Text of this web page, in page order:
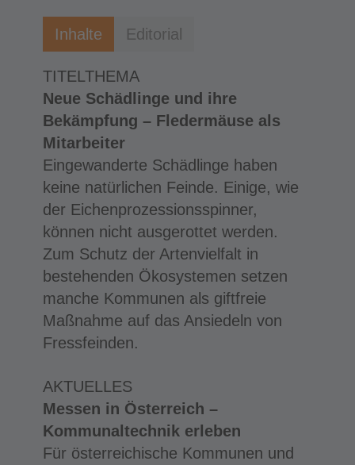
Inhalte Editorial
TITELTHEMA
Neue Schädlinge und ihre
Bekämpfung – Fledermäuse als
Mitarbeiter
Eingewanderte Schädlinge haben
keine natürlichen Feinde. Einige, wie
der Eichenprozessionsspinner,
können nicht ausgerottet werden.
Zum Schutz der Artenvielfalt in
bestehenden Ökosystemen setzen
manche Kommunen als giftfreie
Maßnahme auf das Ansiedeln von
Fressfeinden.
AKTUELLES
Messen in Österreich –
Kommunaltechnik erleben
Für österreichische Kommunen und